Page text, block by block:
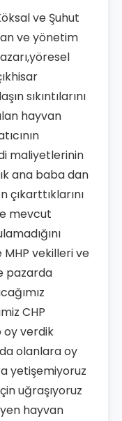
ve Şuhut
ve yönetim
sıkıntılarını
hayvan
maliyetlerinin
ana baba dan
çıkarttıklarını
mevcut
vekilleri ve
pazarda
CHP
oy verdik
olanlara oy
yetişemiyoruz
uğraşıyoruz
hayvan